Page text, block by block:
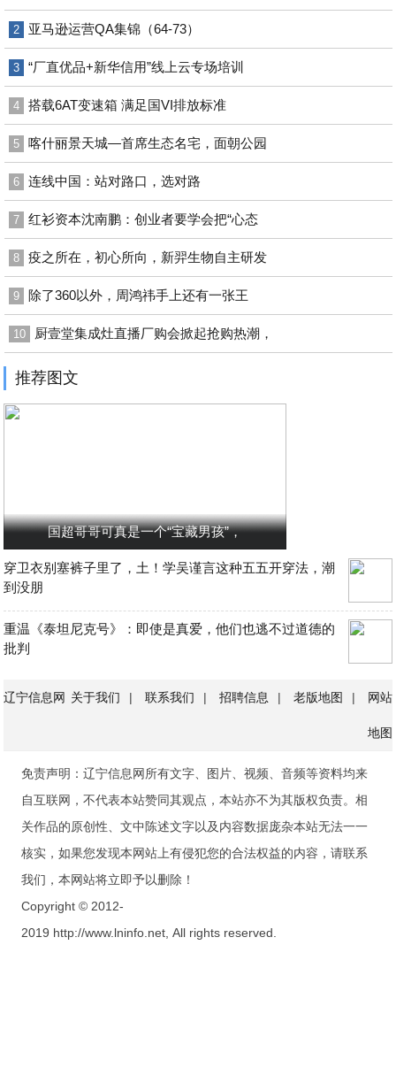
2 亚马逊运营QA集锦（64-73）
3 “厂直优品+新华信用”线上云专场培训
4 搭载6AT变速箱 满足国VI排放标准
5 喀什丽景天城—首席生态名宅，面朝公园
6 连线中国：站对路口，选对路
7 红衫资本沈南鹏：创业者要学会把“心态
8 疫之所在，初心所向，新羿生物自主研发
9 除了360以外，周鸿祎手上还有一张王
10 厨壹堂集成灶直播厂购会掀起抢购热潮，
推荐图文
国超哥哥可真是一个“宝藏男孩”，
穿卫衣别塞裤子里了，土！学吴谨言这种五五开穿法，潮
到没朋
重温《泰坦尼克号》：即使是真爱，他们也逃不过道德的
批判
辽宁信息网 关于我们 | 联系我们 | 招聘信息 | 老版地图 | 网站
地图
免责声明：辽宁信息网所有文字、图片、视频、音频等资料均来
自互联网，不代表本站赞同其观点，本站亦不为其版权负责。相
关作品的原创性、文中陈述文字以及内容数据庞杂本站无法一一
核实，如果您发现本网站上有侵犯您的合法权益的内容，请联系
我们，本网站将立即予以删除！
Copyright © 2012-
2019 http://www.lninfo.net, All rights reserved.